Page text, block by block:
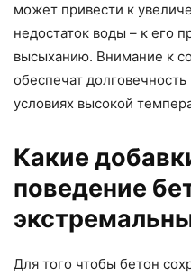
может привести к
недостаток воды – к его
высыханию. Внимание к
обеспечат
условиях высокой
Какие
поведение
Для того чтобы бетон